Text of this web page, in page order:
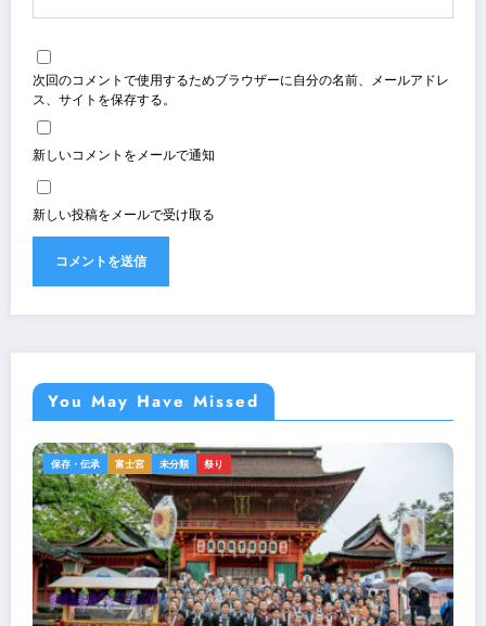
次回のコメントで使用するためブラウザーに自分の名前、メールアドレ
ス、サイトを保存する。
新しいコメントをメールで通知
新しい投稿をメールで受け取る
You May Have Missed
保存・伝承 富士宮 未分類 祭り